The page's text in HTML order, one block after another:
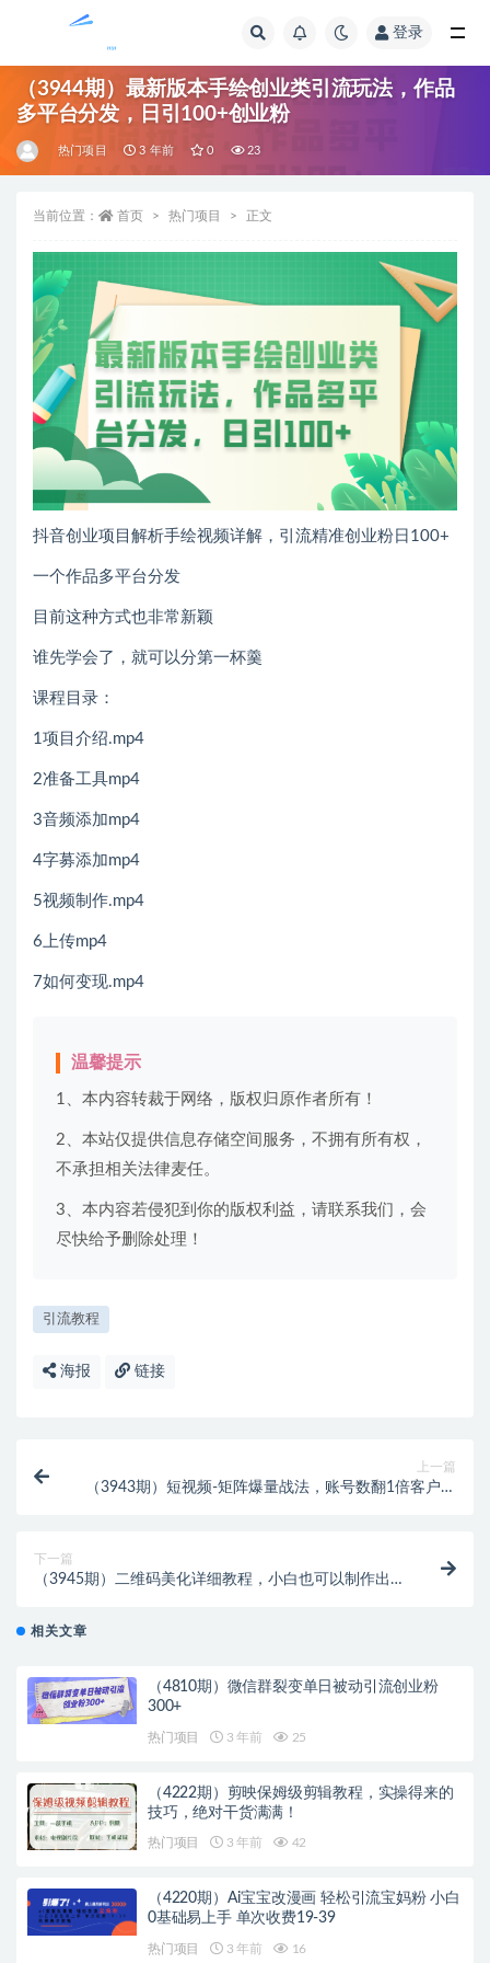
登录
（3944期）最新版本手绘创业类引流玩法，作品
多平台分发，日引100+创业粉
热门项目 3 年前 0 23
当前位置： 首页 热门项目 正文
抖音创业项目解析手绘视频详解，引流精准创业粉日100+
一个作品多平台分发
目前这种方式也非常新颖
谁先学会了，就可以分第一杯羹
课程目录：
1项目介绍.mp4
2准备工具mp4
3音频添加mp4
4字募添加mp4
5视频制作.mp4
6上传mp4
7如何变现.mp4
温馨提示
1、本内容转裁于网络，版权归原作者所有！
2、本站仅提供信息存储空间服务，不拥有所有权，
不承担相关法律麦任。
3、本内容若侵犯到你的版权利益，请联系我们，会
尽快给予删除处理！
引流教程
海报 链接
上一篇
（3943期）短视频-矩阵爆量战法，账号数翻1倍客户多
下一篇
（3945期）二维码美化详细教程，小白也可以制作出个
相关文章
（4810期）微信群裂变单日被动引流创业粉
300+
热门项目 3 年前 25
（4222期）剪映保姆级剪辑教程，实操得来的
技巧，绝对干货满满！
热门项目 3 年前 42
（4220期）Ai宝宝改漫画 轻松引流宝妈粉 小白
0基础易上手 单次收费19-39
热门项目 3 年前 16